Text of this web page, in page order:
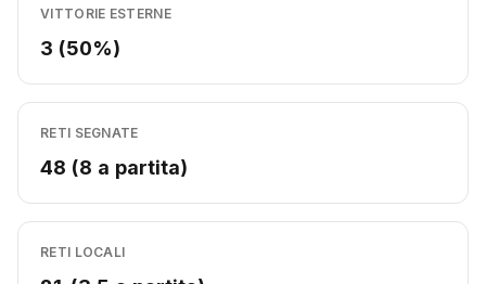
VITTORIE ESTERNE
3 (50%)
RETI SEGNATE
48 (8 a partita)
RETI LOCALI